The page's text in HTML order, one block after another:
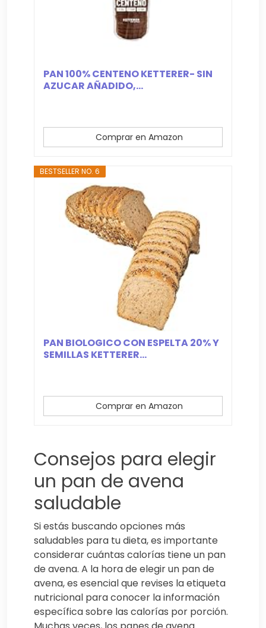
PAN 100% CENTENO KETTERER- SIN
AZUCAR AÑADIDO,...
Comprar en Amazon
BESTSELLER NO. 6
PAN BIOLOGICO CON ESPELTA 20% Y
SEMILLAS KETTERER...
Comprar en Amazon
Consejos para elegir
un pan de avena
saludable
Si estás buscando opciones más
saludables para tu dieta, es importante
considerar cuántas calorías tiene un pan
de avena. A la hora de elegir un pan de
avena, es esencial que revises la etiqueta
nutricional para conocer la información
específica sobre las calorías por porción.